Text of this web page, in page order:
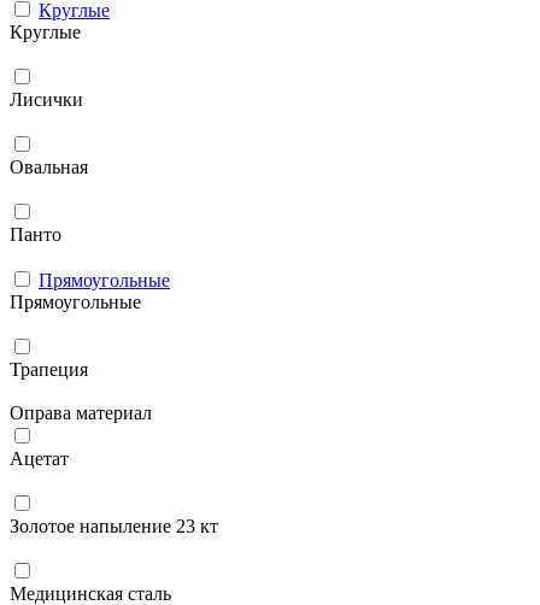
Круглые
Круглые
Лисички
Овальная
Панто
Прямоугольные
Прямоугольные
Трапеция
Оправа материал
Ацетат
Золотое напыление 23 кт
Медицинская сталь